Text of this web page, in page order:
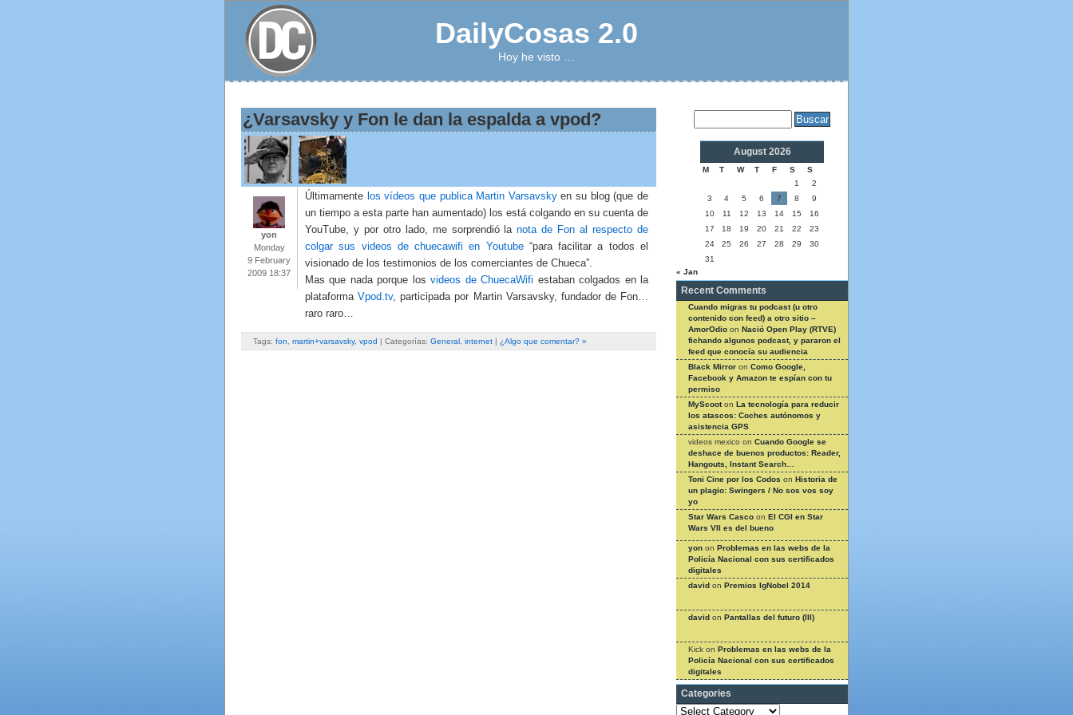
DailyCosas 2.0
Hoy he visto …
¿Varsavsky y Fon le dan la espalda a vpod?
yon
Monday
9 February
2009 18:37
Últimamente los vídeos que publica Martin Varsavskyen su blog (que de
un tiempo a esta parte han aumentado) los está colgando en su cuenta de
YouTube, y por otro lado, me sorprendió lanota de Fon al respecto de
colgar sus videos de chuecawifi en Youtube“para facilitar a todos el
visionado de los testimonios de los comerciantes de Chueca”.
Mas que nada porque losvideos de ChuecaWifi estaban colgados en la
plataformaVpod.tv, participada por Martin Varsavsky, fundador de Fon…
raro raro…
Tags: fon martin+varsavsky, vpod | Categorías: General internet | ¿Algo que comentar? »
August 2026
M T W T F S
S
1
2
3
4 5 6 7 8
9
10
11 12 13 14 15
16
17
18 19 20 21 22
23
24
25 26 27 28 29
30
31
« Jan
Recent Comments
Cuando migras tu podcast (u otro
contenido con feed) a otro sitio –
AmorOdio on Nació Open Play (RTVE)
fichando algunos podcast, y pararon el
feed que conocía su audiencia
Black Mirror on Como Google,
Facebook y Amazon te espían con tu
permiso
MyScooton La tecnología para reducir
los atascos: Coches autónomos y
asistencia GPS
videos mexico on Cuando Google se
deshace de buenos productos: Reader,
Hangouts, Instant Search…
Toni Cine por los Codos on Historia de
un plagio: Swingers / No sos vos soy
yo
Star Wars Casco on El CGI en Star
Wars VII es del bueno
yon on Problemas en las webs de la
Policía Nacional con sus certificados
digitales
david on Premios IgNobel 2014
david on Pantallas del futuro (III)
Kick on Problemas en las webs de la
Policía Nacional con sus certificados
digitales
Categories
Categories